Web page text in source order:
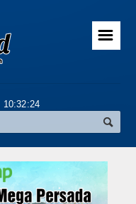
☰
10:32:25